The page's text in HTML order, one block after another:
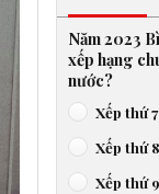
Năm 2023
xếp hạng
nước?
Xếp thứ 7
Xếp thứ 8
Xếp thứ 9